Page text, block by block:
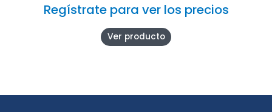
Regístrate para ver los precios
Ver producto